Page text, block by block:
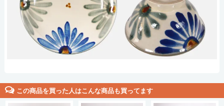
この商品を買った人はこんな商品も買ってます